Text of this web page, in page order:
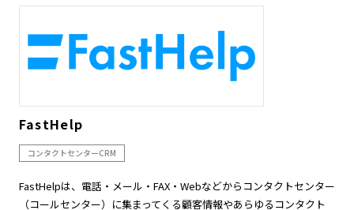
FastHelp
コンタクトセンターCRM
FastHelpは、電話・メール・FAX・Webなどからコンタクトセンター
（コールセンター）に集まってくる顧客情報やあらゆるコンタクト